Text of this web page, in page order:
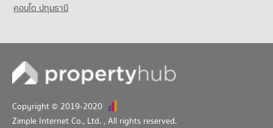
คอนโด ปทุมธานี
Copyright © 2019-2020
Zimple Internet Co., Ltd. , All rights reserved.